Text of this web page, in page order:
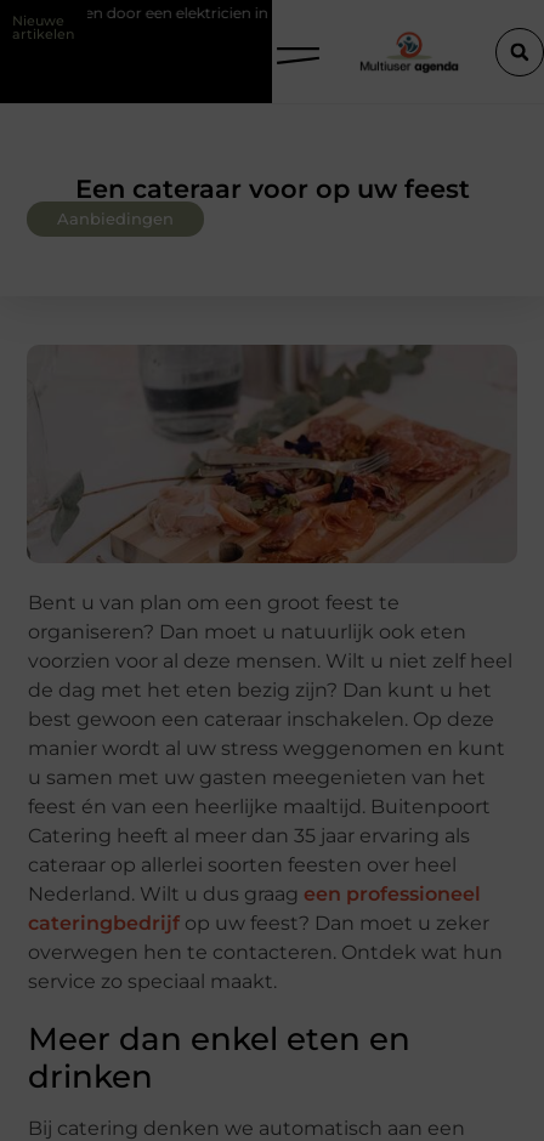
Nieuwe
artikelen
elektricien in Barneveld Van Lennep Kliniek: specialist in
Een cateraar voor op uw feest
Aanbiedingen
Bent u van plan om een groot feest te
organiseren? Dan moet u natuurlijk ook eten
voorzien voor al deze mensen. Wilt u niet zelf heel
de dag met het eten bezig zijn? Dan kunt u het
best gewoon een cateraar inschakelen. Op deze
manier wordt al uw stress weggenomen en kunt
u samen met uw gasten meegenieten van het
feest én van een heerlijke maaltijd. Buitenpoort
Catering heeft al meer dan 35 jaar ervaring als
cateraar op allerlei soorten feesten over heel
Nederland. Wilt u dus graag een professioneel
cateringbedrijf op uw feest? Dan moet u zeker
overwegen hen te contacteren. Ontdek wat hun
service zo speciaal maakt.
Meer dan enkel eten en
drinken
Bij catering denken we automatisch aan een